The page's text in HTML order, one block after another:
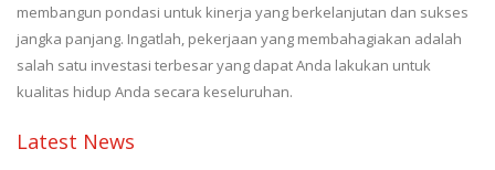
membangun pondasi untuk kinerja yang berkelanjutan dan sukses
jangka panjang. Ingatlah, pekerjaan yang membahagiakan adalah
salah satu investasi terbesar yang dapat Anda lakukan untuk
kualitas hidup Anda secara keseluruhan.
Latest News